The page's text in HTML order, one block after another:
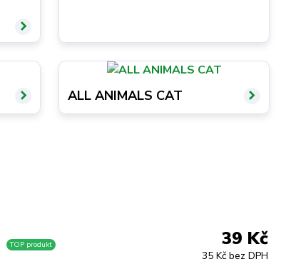
ALL ANIMALS CAT
TOP produkt 39 Kč
35 Kč bez DPH